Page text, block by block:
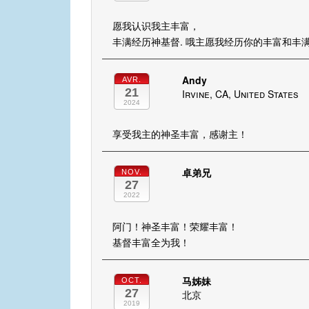
愿我认识我主丰富，
丰满经历神基督. 哦主愿我经历你的丰富和丰
AVR.
21
2024
Andy
Irvine, CA, United States
享受我主的神圣丰富，感谢主！
NOV.
27
2022
卓弟兄
阿门！神圣丰富！荣耀丰富！
基督丰富全为我！
OCT.
27
2019
马姊妹
北京